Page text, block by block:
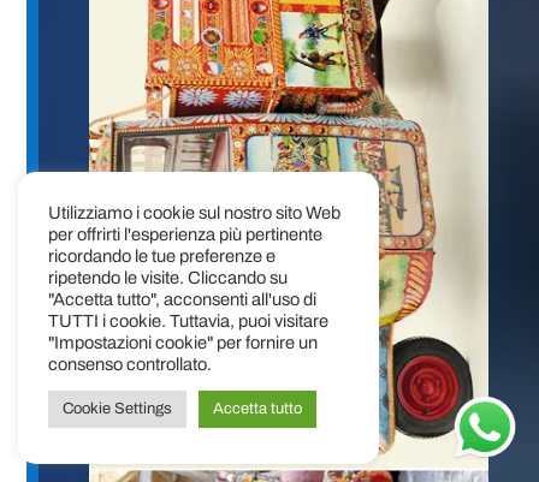
Utilizziamo i cookie sul nostro sito Web
per offrirti l'esperienza più pertinente
ricordando le tue preferenze e
ripetendo le visite. Cliccando su
"Accetta tutto", acconsenti all'uso di
TUTTI i cookie. Tuttavia, puoi visitare
"Impostazioni cookie" per fornire un
consenso controllato.
Cookie Settings Accetta tutto